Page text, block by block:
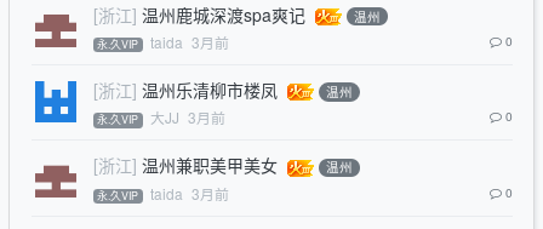
[浙江] 温州鹿城深渡spa爽记 温州
永.久VIP taida 3月前 0
[浙江] 温州乐清柳市楼凤 温州
永.久VIP 大JJ 3月前 0
[浙江] 温州兼职美甲美女 温州
永.久VIP taida 3月前 0